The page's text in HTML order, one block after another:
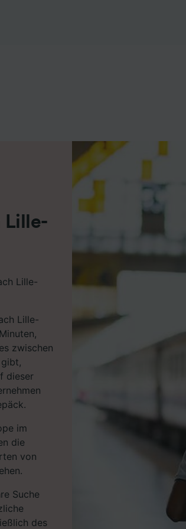
Lille-
Lille-
Lille-
zwischen
dieser
im
die
von
Suche
des